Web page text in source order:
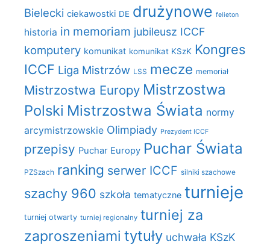
Bielecki ciekawostki DE drużynowe felieton
historia in memoriam jubileusz ICCF
komputery komunikat komunikat KSzK Kongres
ICCF Liga Mistrzów LSS mecze memoriał
Mistrzostwa Europy Mistrzostwa
Polski Mistrzostwa Świata normy
arcymistrzowskie Olimpiady Prezydent ICCF
przepisy Puchar Europy Puchar Świata
PZSzach ranking serwer ICCF silniki szachowe
szachy 960 szkoła tematyczne turnieje
turniej otwarty turniej regionalny turniej za
zaproszeniami tytuły uchwała KSzK